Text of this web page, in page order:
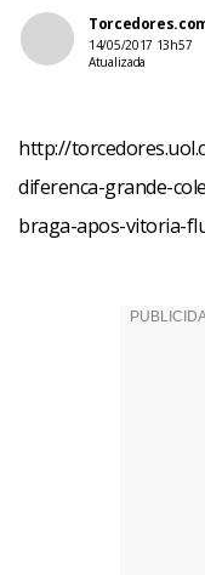
14/05/2017 13h57
Atualizada
http://
diferenca-grande-
braga-apos-vitoria-